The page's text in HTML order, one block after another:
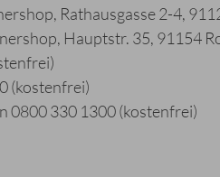
Rathausgasse 2-4,
Hauptstr. 35, 91154
(kostenfrei)
0800 330 1300 (kostenfrei)